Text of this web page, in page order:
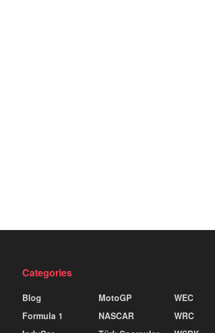
Categories
Blog
Formula 1
MotoGP
NASCAR
WEC
WRC